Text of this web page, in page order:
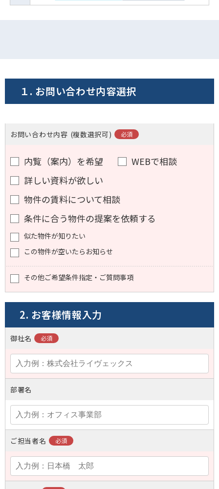
フォームでお問い合わせ
１. お問い合わせ内容選択
お問い合わせ内容 (複数選択可)
内覧（案内）を希望
WEBで相談
詳しい資料が欲しい
物件の賃料について相談
条件に合う物件の提案を依頼する
似た物件が知りたい
この物件が空いたらお知らせ
その他ご希望条件指定・ご質問事項
2. お客様情報入力
御社名
部署名
ご担当者名